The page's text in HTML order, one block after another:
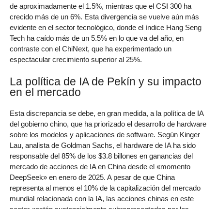
de aproximadamente el 1.5%, mientras que el CSI 300 ha
crecido más de un 6%. Esta divergencia se vuelve aún más
evidente en el sector tecnológico, donde el índice Hang Seng
Tech ha caído más de un 5.5% en lo que va del año, en
contraste con el ChiNext, que ha experimentado un
espectacular crecimiento superior al 25%.
La política de IA de Pekín y su impacto
en el mercado
Esta discrepancia se debe, en gran medida, a la política de IA
del gobierno chino, que ha priorizado el desarrollo de hardware
sobre los modelos y aplicaciones de software. Según Kinger
Lau, analista de Goldman Sachs, el hardware de IA ha sido
responsable del 85% de los $3.8 billones en ganancias del
mercado de acciones de IA en China desde el «momento
DeepSeek» en enero de 2025. A pesar de que China
representa al menos el 10% de la capitalización del mercado
mundial relacionada con la IA, las acciones chinas en este